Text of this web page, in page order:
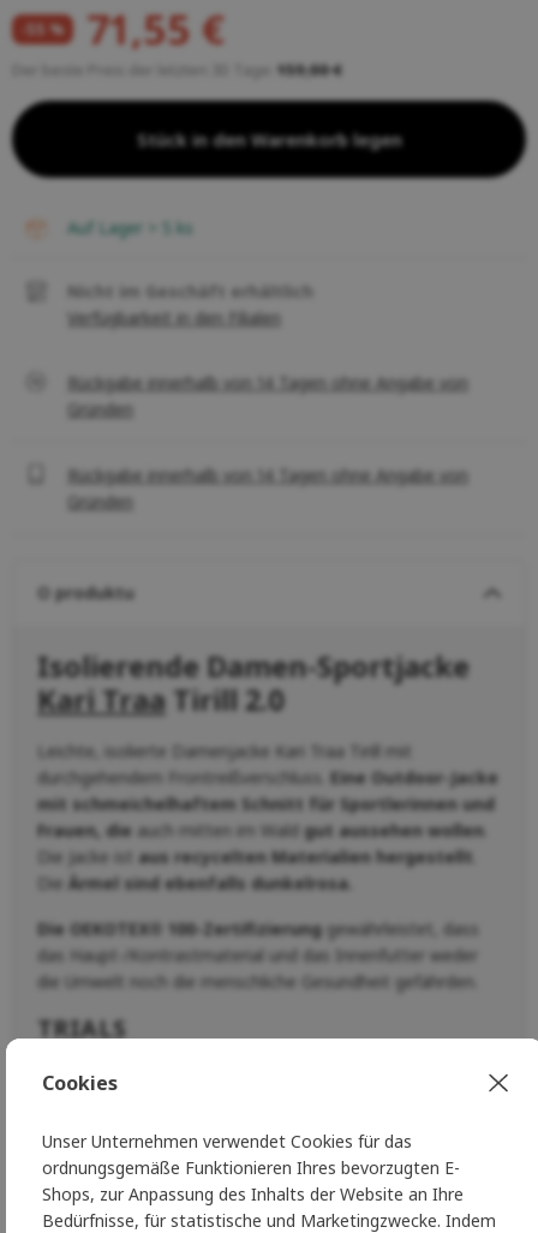
-55 % 71,55 €
159,00 €
Stück in den Warenkorb legen
auf Lager > 5 ks
Nicht im Geschäft erhältlich
Verfügbarkeit in den Filialen
Rückgabe innerhalb von 14 Tagen ohne Angabe von
Gründen
Rückgabe innerhalb von 14 Tagen ohne Angabe von
Gründen
O produktu
Isolierende Damen-Sportjacke
Kari Traa Tirill 2.0
Leichte, isolierte Damenjacke Kari Traa Tirill mit
durchgehendem Frontreißverschluss. Eine Outdoor-Jacke
mit schmeichelhaftem Schnitt für Sportlerinnen und
Frauen, die auch mitten im Wald gut aussehen wollen
Die Jacke ist aus recycelten Materialien hergestellt
Die Ärmel sind ebenfalls dunkelrosa.
Die OEKOTEX® 100-Zertifizierung gewährleistet, dass
das Haupt-/Kontrastmaterial und das Innenfutter weder
die Umwelt noch die menschliche Gesundheit gefährden.
TRIALS
Die neue Generation der Outdoor-Bekleidung ist ganz
Stellen zu platzieren. Die neue Generation der Outdoor-
Bekleidung wird durch komfortable Ultraschallverklebung
von Materialien ohne Nähte hergestellt:
Cookies
Unser Unternehmen verwendet Cookies für das
ordnungsgemäße Funktionieren Ihres bevorzugten E-
Shops, zur Anpassung des Inhalts der Website an Ihre
Bedürfnisse, für statistische und Marketingzwecke. Indem